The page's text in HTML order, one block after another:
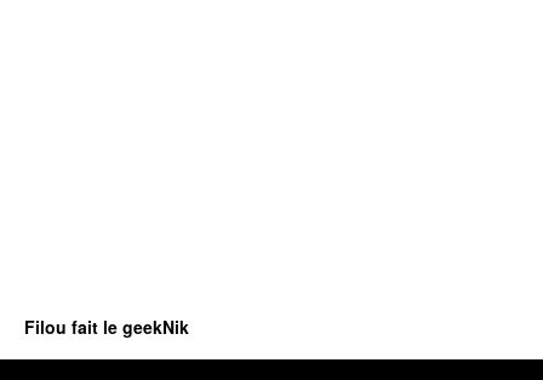
Filou fait le geekNik